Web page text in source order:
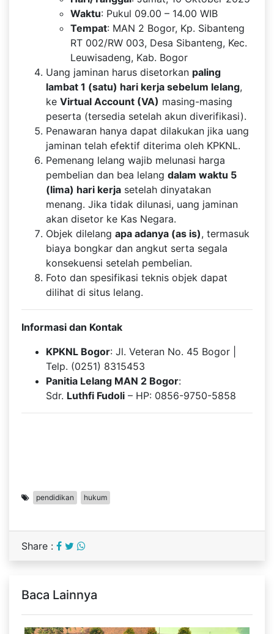
Waktu: Pukul 09.00 – 14.00 WIB
Tempat: MAN 2 Bogor, Kp. Sibanteng
RT 002/RW 003, Desa Sibanteng, Kec.
Leuwisadeng, Kab. Bogor
Uang jaminan harus disetorkan paling
lambat 1 (satu) hari kerja sebelum lelang,
ke Virtual Account (VA) masing-masing
peserta (tersedia setelah akun diverifikasi).
Penawaran hanya dapat dilakukan jika uang
jaminan telah efektif diterima oleh KPKNL.
Pemenang lelang wajib melunasi harga
pembelian dan bea lelang dalam waktu 5
(lima) hari kerja setelah dinyatakan
menang. Jika tidak dilunasi, uang jaminan
akan disetor ke Kas Negara.
Objek dilelang apa adanya (as is), termasuk
biaya bongkar dan angkut serta segala
konsekuensi setelah pembelian.
Foto dan spesifikasi teknis objek dapat
dilihat di situs lelang.
Informasi dan Kontak
KPKNL Bogor: Jl. Veteran No. 45 Bogor |
Telp. (0251) 8315453
Panitia Lelang MAN 2 Bogor:
Sdr. Luthfi Fudoli – HP: 0856-9750-5858
pendidikan hukum
Share :
Baca Lainnya